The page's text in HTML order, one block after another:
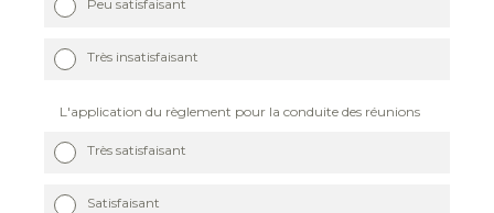
Peu satisfaisant
Très insatisfaisant
L'application du règlement pour la conduite des réunions
Très satisfaisant
Satisfaisant